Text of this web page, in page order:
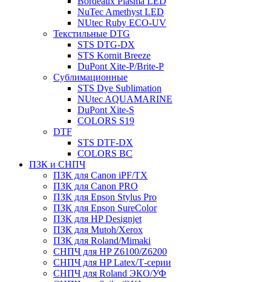
NuTec Amethyst LED
NUtec Ruby ECO-UV
Текстильные DTG
STS DTG-DX
STS Kornit Breeze
DuPont Xite-P/Brite-P
Сублимационные
STS Dye Sublimation
NUtec AQUAMARINE
DuPont Xite-S
COLORS S19
DTF
STS DTF-DX
COLORS BC
ПЗК и СНПЧ
ПЗК для Canon iPF/TX
ПЗК для Canon PRO
ПЗК для Epson Stylus Pro
ПЗК для Epson SureColor
ПЗК для HP Designjet
ПЗК для Mutoh/Xerox
ПЗК для Roland/Mimaki
СНПЧ для HP Z6100/Z6200
СНПЧ для HP Latex/Т-cерии
СНПЧ для Roland ЭКО/УФ